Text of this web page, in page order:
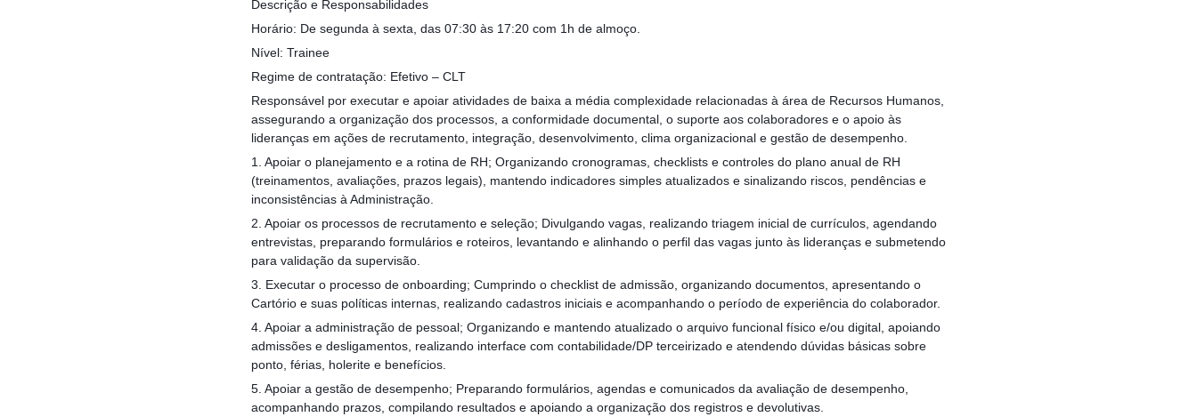
Descrição e Responsabilidades
Horário: De segunda à sexta, das 07:30 às 17:20 com 1h de almoço.
Nível: Trainee
Regime de contratação: Efetivo – CLT
Responsável por executar e apoiar atividades de baixa a média complexidade relacionadas à área de Recursos Humanos,
assegurando a organização dos processos, a conformidade documental, o suporte aos colaboradores e o apoio às
lideranças em ações de recrutamento, integração, desenvolvimento, clima organizacional e gestão de desempenho.
1. Apoiar o planejamento e a rotina de RH; Organizando cronogramas, checklists e controles do plano anual de RH
(treinamentos, avaliações, prazos legais), mantendo indicadores simples atualizados e sinalizando riscos, pendências e
inconsistências à Administração.
2. Apoiar os processos de recrutamento e seleção; Divulgando vagas, realizando triagem inicial de currículos, agendando
entrevistas, preparando formulários e roteiros, levantando e alinhando o perfil das vagas junto às lideranças e submetendo
para validação da supervisão.
3. Executar o processo de onboarding; Cumprindo o checklist de admissão, organizando documentos, apresentando o
Cartório e suas políticas internas, realizando cadastros iniciais e acompanhando o período de experiência do colaborador.
4. Apoiar a administração de pessoal; Organizando e mantendo atualizado o arquivo funcional físico e/ou digital, apoiando
admissões e desligamentos, realizando interface com contabilidade/DP terceirizado e atendendo dúvidas básicas sobre
ponto, férias, holerite e benefícios.
5. Apoiar a gestão de desempenho; Preparando formulários, agendas e comunicados da avaliação de desempenho,
acompanhando prazos, compilando resultados e apoiando a organização dos registros e devolutivas.